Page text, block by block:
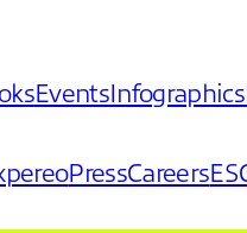
EventsInfographics
PressCareers